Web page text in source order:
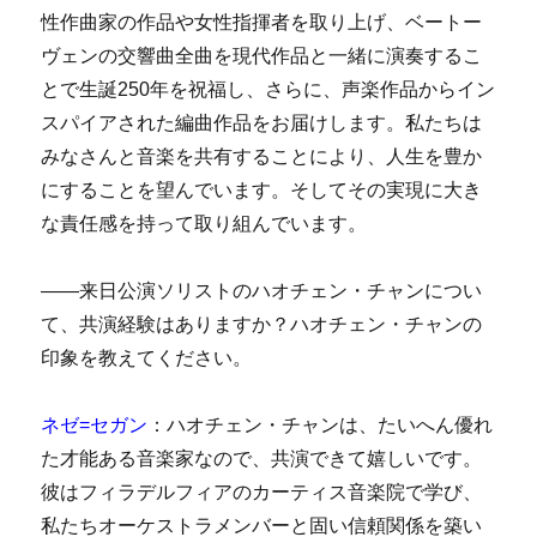
性作曲家の作品や女性指揮者を取り上げ、ベートー
ヴェンの交響曲全曲を現代作品と一緒に演奏するこ
とで生誕250年を祝福し、さらに、声楽作品からイン
スパイアされた編曲作品をお届けします。私たちは
みなさんと音楽を共有することにより、人生を豊か
にすることを望んでいます。そしてその実現に大き
な責任感を持って取り組んでいます。
――来日公演ソリストのハオチェン・チャンについ
て、共演経験はありますか？ハオチェン・チャンの
印象を教えてください。
ネゼ=セガン ：ハオチェン・チャンは、たいへん優れ
た才能ある音楽家なので、共演できて嬉しいです。
彼はフィラデルフィアのカーティス音楽院で学び、
私たちオーケストラメンバーと固い信頼関係を築い